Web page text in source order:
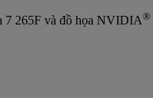
265F và đồ họa NVIDIA®